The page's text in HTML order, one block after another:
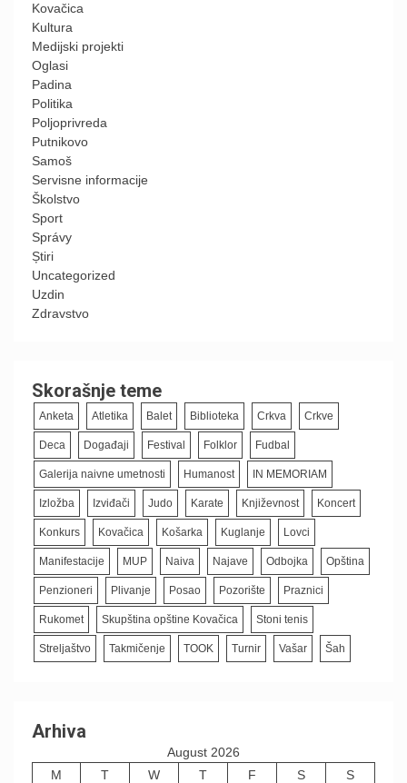
Kovačica
Kultura
Medijski projekti
Oglasi
Padina
Politika
Poljoprivreda
Putnikovo
Samoš
Servisne informacije
Školstvo
Sport
Správy
Știri
Uncategorized
Uzdin
Zdravstvo
Skorašnje teme
Anketa Atletika Balet Biblioteka Crkva Crkve
Deca Događaji Festival Folklor Fudbal
Galerija naivne umetnosti Humanost IN MEMORIAM
Izložba Izviđači Judo Karate Književnost Koncert
Konkurs Kovačica Košarka Kuglanje Lovci
Manifestacije MUP Naiva Najave Odbojka Opština
Penzioneri Plivanje Posao Pozorište Praznici
Rukomet Skupština opštine Kovačica Stoni tenis
Streljaštvo Takmičenje TOOK Turnir Vašar Šah
Arhiva
August 2026
M
T W T F S
S